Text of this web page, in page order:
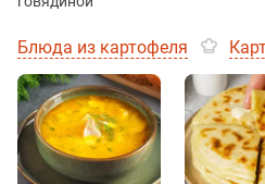
Блюда из картофеля